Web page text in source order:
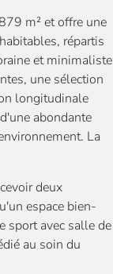
m² et offre une
répartis
et minimaliste
une sélection
longitudinale
abondante
La
deux
espace bien-
sport avec salle de
au soin du